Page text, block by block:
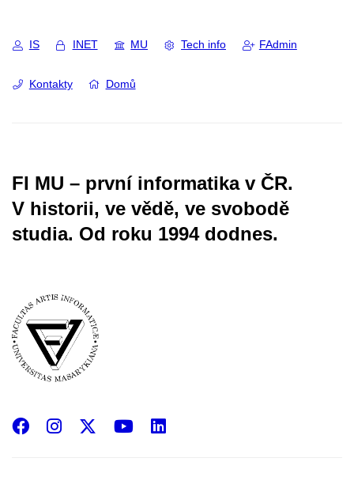
IS INET MU Tech info FAdmin
Kontakty Domů
FI MU – první informatika v ČR.
V historii, ve vědě, ve svobodě
studia. Od roku 1994 dodnes.
Facebook
InstagramYouTube
LinkedIn